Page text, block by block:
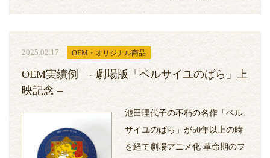
2025.02.17 OEM・オリジナル商品
OEM実績例 - 劇場版「ベルサイユのばら」上
映記念 –
池田理代子の不朽の名作「ベル
サイユのばら」が50年以上の時
を経て劇場アニメ化 革命期のフ